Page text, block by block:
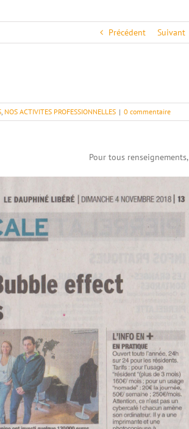
Précédent Suivant
NOS ACTIVITES PROFESSIONNELLES | 0 commentaire